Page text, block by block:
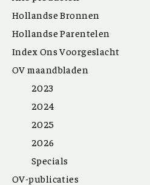
Hollandse Bronnen
Hollandse Parentelen
Index Ons Voorgeslacht
OV maandbladen
2023
2024
2025
2026
Specials
OV-publicaties